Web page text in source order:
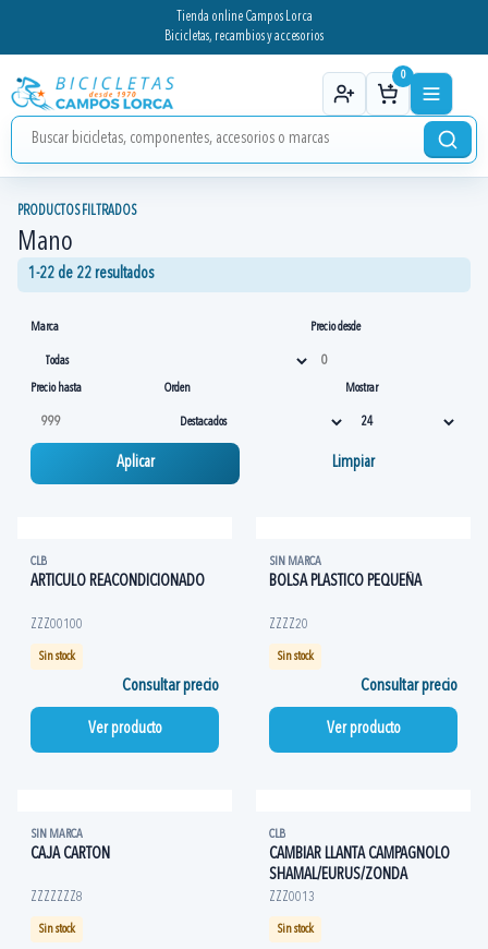
Tienda online Campos Lorca
Bicicletas, recambios y accesorios
0
PRODUCTOS FILTRADOS
Mano
1-22 de 22 resultados
Marca Precio desde
Precio hasta Orden Mostrar
Aplicar Limpiar
CLB
ARTICULO REACONDICIONADO
ZZZ00100
Sin stock
Consultar precio
Ver producto
SIN MARCA
BOLSA PLASTICO PEQUEÑA
ZZZZ20
Sin stock
Consultar precio
Ver producto
SIN MARCA
CAJA CARTON
ZZZZZZZ8
Sin stock
CLB
CAMBIAR LLANTA CAMPAGNOLO
SHAMAL/EURUS/ZONDA
ZZZ0013
Sin stock